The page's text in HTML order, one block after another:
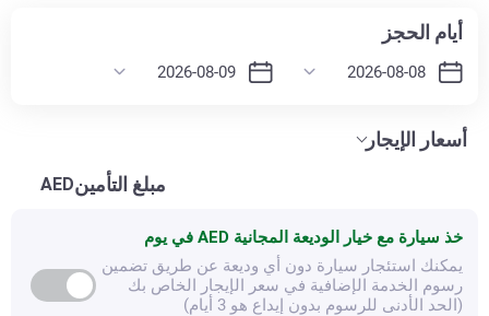
أيام الحجز
أسعار الإيجار
مبلغ التأمينAED
خذ سيارة مع خيار الوديعة المجانية AED في يوم
يمكنك استئجار سيارة دون أي وديعة عن طريق تضمين
رسوم الخدمة الإضافية في سعر الإيجار الخاص بك
(الحد الأدنى للرسوم بدون إيداع هو 3 أيام)